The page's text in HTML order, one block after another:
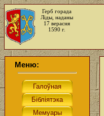
Герб горада
Ліды, наданы
17 верасня
1590 г.
Меню: